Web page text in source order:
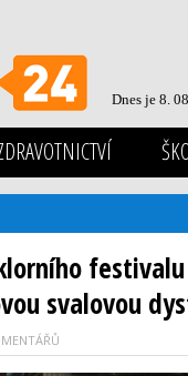
Dnes je 8.
svalovou